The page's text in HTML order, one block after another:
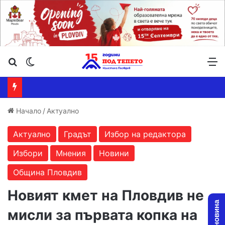
Търсене ...
Начало / Актуално
Актуално Градът
Избор на редактора
Избори
Мнения
Новини
Община Пловдив
Новият кмет на Пловдив не
мисли за първата копка на